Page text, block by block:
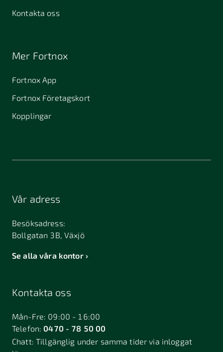
Kontakta oss
Mer Fortnox
Fortnox App
Fortnox Företagskort
Kopplingar
Vår adress
Besöksadress:
Bollgatan 3B, Växjö
Se alla våra kontor
Kontakta oss
Mån-Fre: 09:00 - 16:00
Telefon:0470 - 78 50 00
Chatt:Tillgänglig under samma tider via inloggat